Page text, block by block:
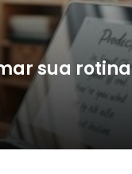
sua rotina